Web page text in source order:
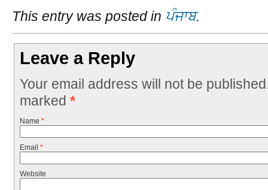
This entry was posted in ਪੰਜਾਬ.
Leave a Reply
Your email address will not be
marked *
Name *
Email *
Website